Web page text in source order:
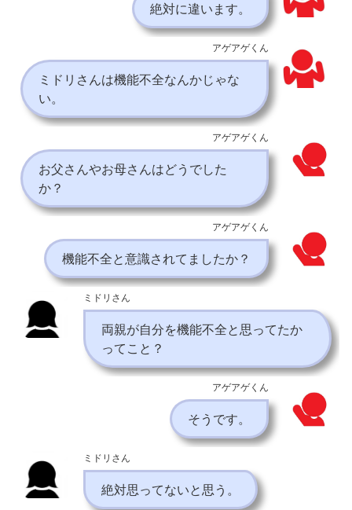
絶対に違います。
アゲアゲくん
ミドリさんは機能不全なんかじゃな
い。
アゲアゲくん
お父さんやお母さんはどうでした
か？
アゲアゲくん
機能不全と意識されてましたか？
ミドリさん
両親が自分を機能不全と思ってたか
ってこと？
アゲアゲくん
そうです。
ミドリさん
絶対思ってないと思う。